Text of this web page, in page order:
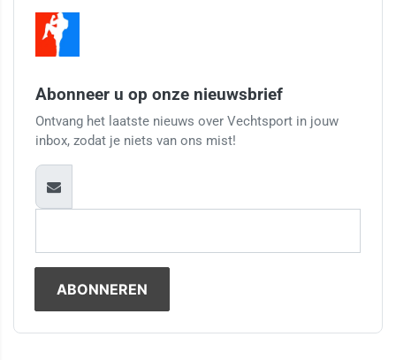
Abonneer u op onze nieuwsbrief
Ontvang het laatste nieuws over Vechtsport in jouw
inbox, zodat je niets van ons mist!